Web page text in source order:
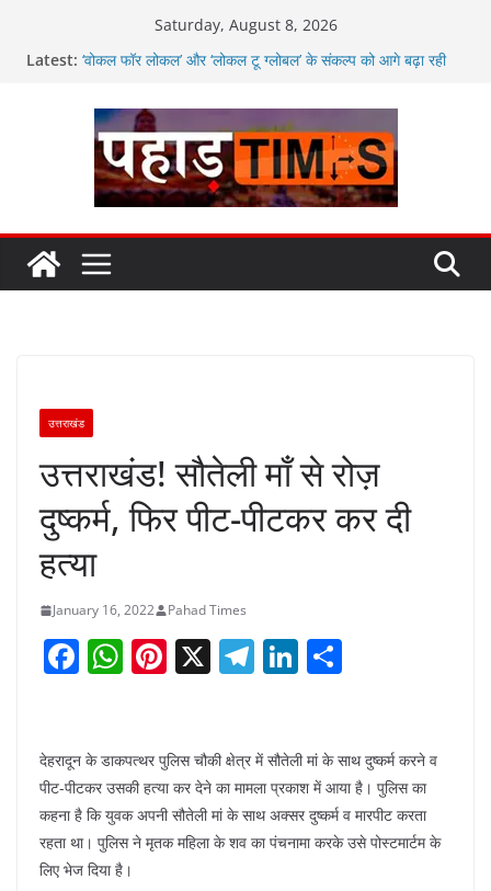
Saturday, August 8, 2026
Latest: ‘वोकल फॉर लोकल’ और ‘लोकल टू ग्लोबल’ के संकल्प को आगे बढ़ा रही
मतदाताओं से निरंतर संवाद करते रहें अधिकारी: सीईओ
उत्तराखंड में विभिन्न विकास योजनाओं के लिए 80 करोड़ रुपए
अगले दो दिनों में भारी से बहुत भारी वर्षा की संभावना, अलर्ट!
जनकल्याण, रोजगार, शिक्षा, श्रमिक हित और आधारभूत विकास को नई
गति : धामी कैबिनेट के ऐतिहासिक फैसले
उत्तराखंड
उत्तराखंड! सौतेली माँ से रोज़
दुष्कर्म, फिर पीट-पीटकर कर दी
हत्या
January 16, 2022 Pahad Times
F
e
b
o
o
W
s
A
p
p
Pi
e
st
X T
gr
a
m
Li
e
dI
n
e
देहरादून के डाकपत्थर पुलिस चौकी क्षेत्र में सौतेली मां के साथ दुष्कर्म करने व
पीट-पीटकर उसकी हत्या कर देने का मामला प्रकाश में आया है। पुलिस का
कहना है कि युवक अपनी सौतेली मां के साथ अक्सर दुष्कर्म व मारपीट करता
रहता था। पुलिस ने मृतक महिला के शव का पंचनामा करके उसे पोस्टमार्टम के
लिए भेज दिया है।